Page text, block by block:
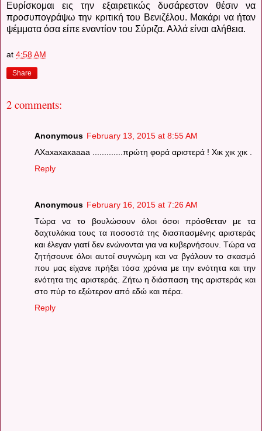
Ευρίσκομαι εις την εξαιρετικώς δυσάρεστον θέσιν να
προσυπογράψω την κριτική του Βενιζέλου. Μακάρι να ήταν
ψέμματα όσα είπε εναντίον του Σύριζα. Αλλά είναι αλήθεια.
at 4:58 AM
Share
2 comments:
Anonymous February 13, 2015 at 8:55 AM
AXaxaxaxaaaa .............πρώτη φορά αριστερά ! Χικ χικ χικ .
Reply
Anonymous February 16, 2015 at 7:26 AM
Τώρα να το βουλώσουν όλοι όσοι πρόσθεταν με τα
δαχτυλάκια τους τα ποσοστά της διασπασμένης αριστεράς
και έλεγαν γιατί δεν ενώνονται για να κυβερνήσουν. Τώρα να
ζητήσουνε όλοι αυτοί συγνώμη και να βγάλουν το σκασμό
που μας είχανε πρήξει τόσα χρόνια με την ενότητα και την
ενότητα της αριστεράς. Ζήτω η διάσπαση της αριστεράς και
στο πύρ το εξώτερον από εδώ και πέρα.
Reply